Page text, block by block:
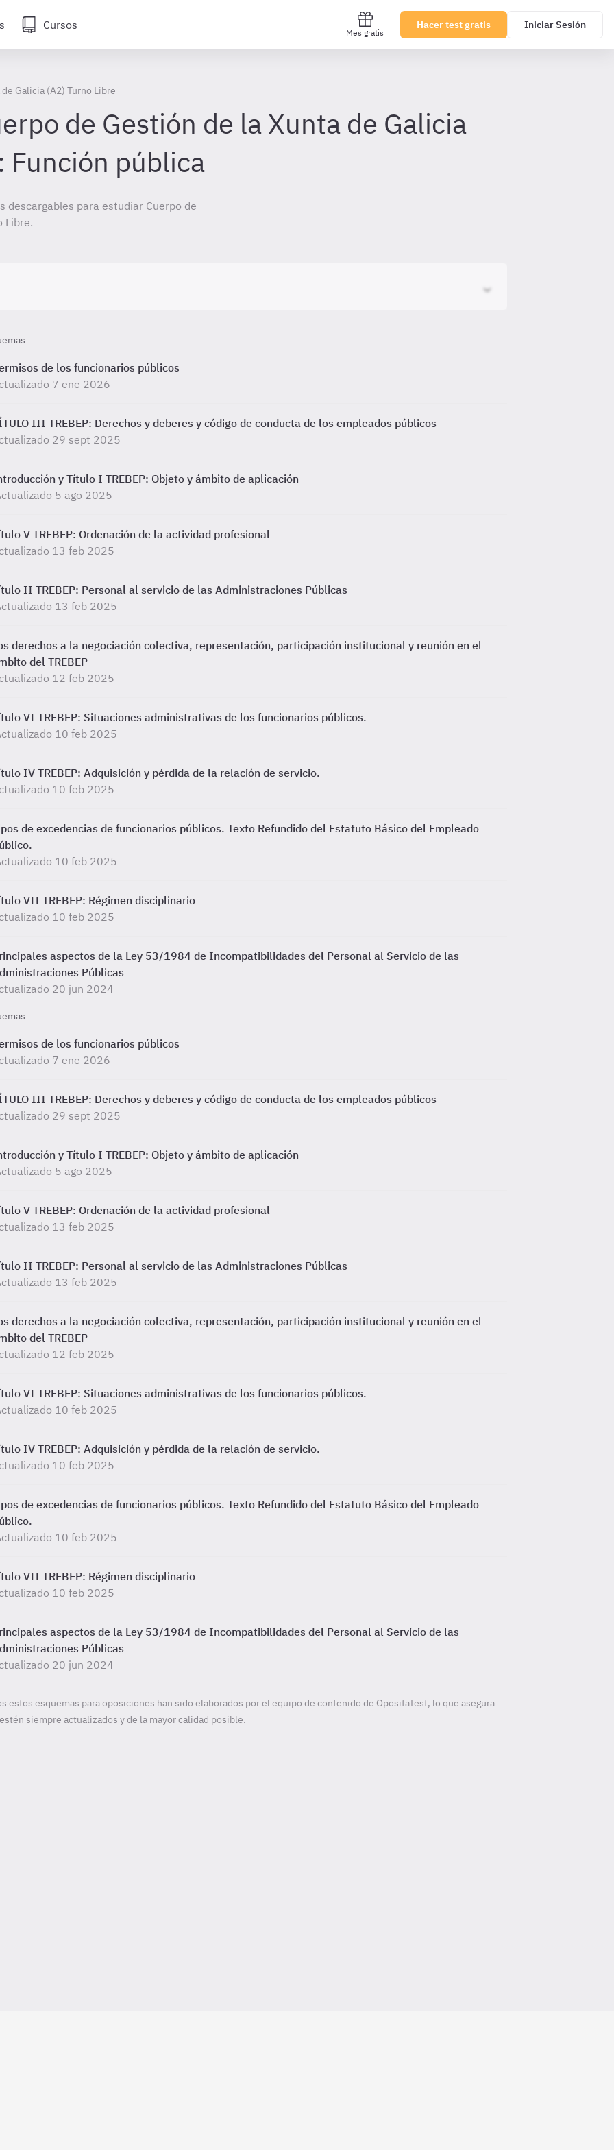
Cursos
Mes gratis
Hacer test gratis Iniciar Sesión
Galicia (A2) Turno Libre
de Gestión de la Xunta de Galicia
Función pública
descargables para estudiar Cuerpo de
Libre.
de los funcionarios públicos
7 ene 2026
III TREBEP: Derechos y deberes y código de conducta de los empleados públicos
29 sept 2025
y Título I TREBEP: Objeto y ámbito de aplicación
5 ago 2025
V TREBEP: Ordenación de la actividad profesional
13 feb 2025
II TREBEP: Personal al servicio de las Administraciones Públicas
13 feb 2025
derechos a la negociación colectiva, representación, participación institucional y reunión en el
del TREBEP
12 feb 2025
VI TREBEP: Situaciones administrativas de los funcionarios públicos.
10 feb 2025
IV TREBEP: Adquisición y pérdida de la relación de servicio.
10 feb 2025
de excedencias de funcionarios públicos. Texto Refundido del Estatuto Básico del Empleado
10 feb 2025
VII TREBEP: Régimen disciplinario
10 feb 2025
aspectos de la Ley 53/1984 de Incompatibilidades del Personal al Servicio de las
Públicas
20 jun 2024
de los funcionarios públicos
7 ene 2026
III TREBEP: Derechos y deberes y código de conducta de los empleados públicos
29 sept 2025
y Título I TREBEP: Objeto y ámbito de aplicación
5 ago 2025
V TREBEP: Ordenación de la actividad profesional
13 feb 2025
II TREBEP: Personal al servicio de las Administraciones Públicas
13 feb 2025
derechos a la negociación colectiva, representación, participación institucional y reunión en el
del TREBEP
12 feb 2025
VI TREBEP: Situaciones administrativas de los funcionarios públicos.
10 feb 2025
IV TREBEP: Adquisición y pérdida de la relación de servicio.
10 feb 2025
de excedencias de funcionarios públicos. Texto Refundido del Estatuto Básico del Empleado
10 feb 2025
VII TREBEP: Régimen disciplinario
10 feb 2025
aspectos de la Ley 53/1984 de Incompatibilidades del Personal al Servicio de las
Públicas
20 jun 2024
estos esquemas para oposiciones han sido elaborados por el equipo de contenido de OpositaTest, lo que asegura
siempre actualizados y de la mayor calidad posible.